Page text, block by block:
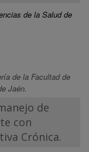
de la Salud de
de la Facultad de
Jaén.
de
con
Crónica.